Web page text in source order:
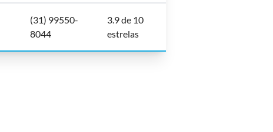
(31) 99550-
8044
3.9 de 10
estrelas